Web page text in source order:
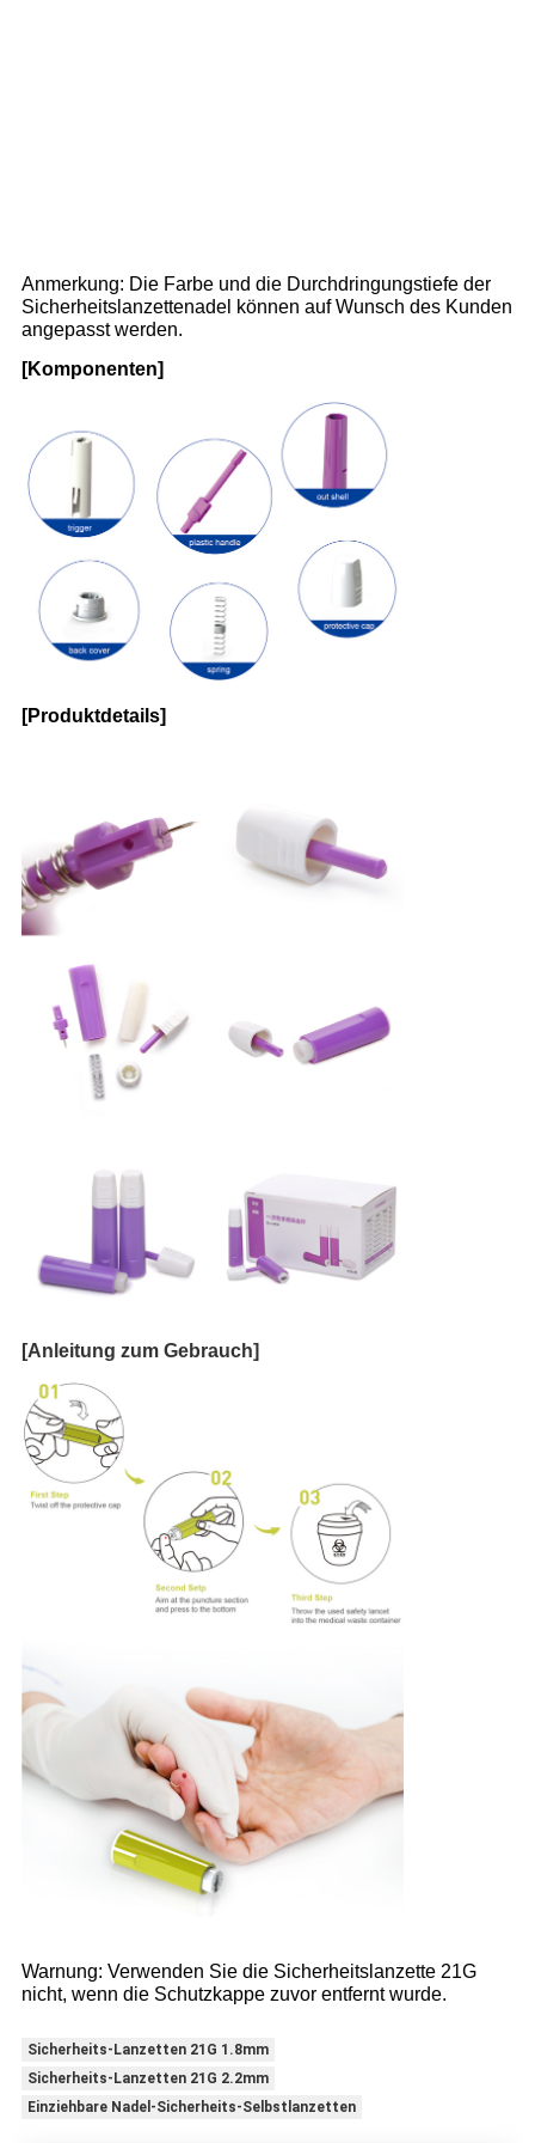
Anmerkung: Die Farbe und die Durchdringungstiefe der
Sicherheitslanzettenadel können auf Wunsch des Kunden
angepasst werden.
[Komponenten]
[Produktdetails]
[Anleitung zum Gebrauch]
Warnung: Verwenden Sie die Sicherheitslanzette 21G
nicht, wenn die Schutzkappe zuvor entfernt wurde.
Sicherheits-Lanzetten 21G 1.8mm
Sicherheits-Lanzetten 21G 2.2mm
Einziehbare Nadel-Sicherheits-Selbstlanzetten